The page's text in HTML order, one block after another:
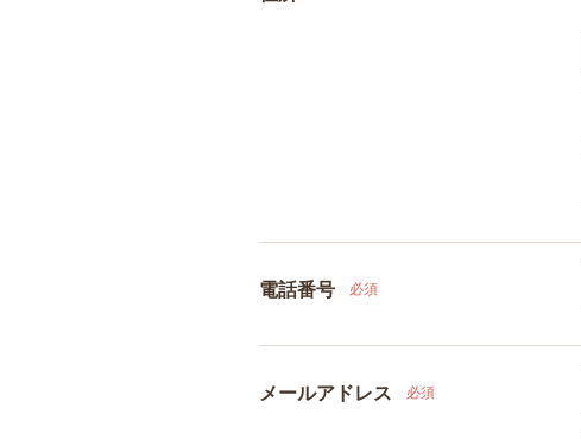
電話番号 必須
メールアドレス 必須